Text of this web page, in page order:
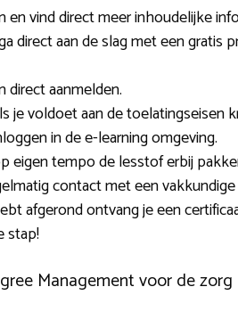
vind direct meer inhoudelijke
direct aan de slag met een gratis
direct aanmelden.
je voldoet aan de toelatingseisen
in de e-learning omgeving.
eigen tempo de lesstof erbij
contact met een
afgerond ontvang je een
stap!
Management voor de zorg